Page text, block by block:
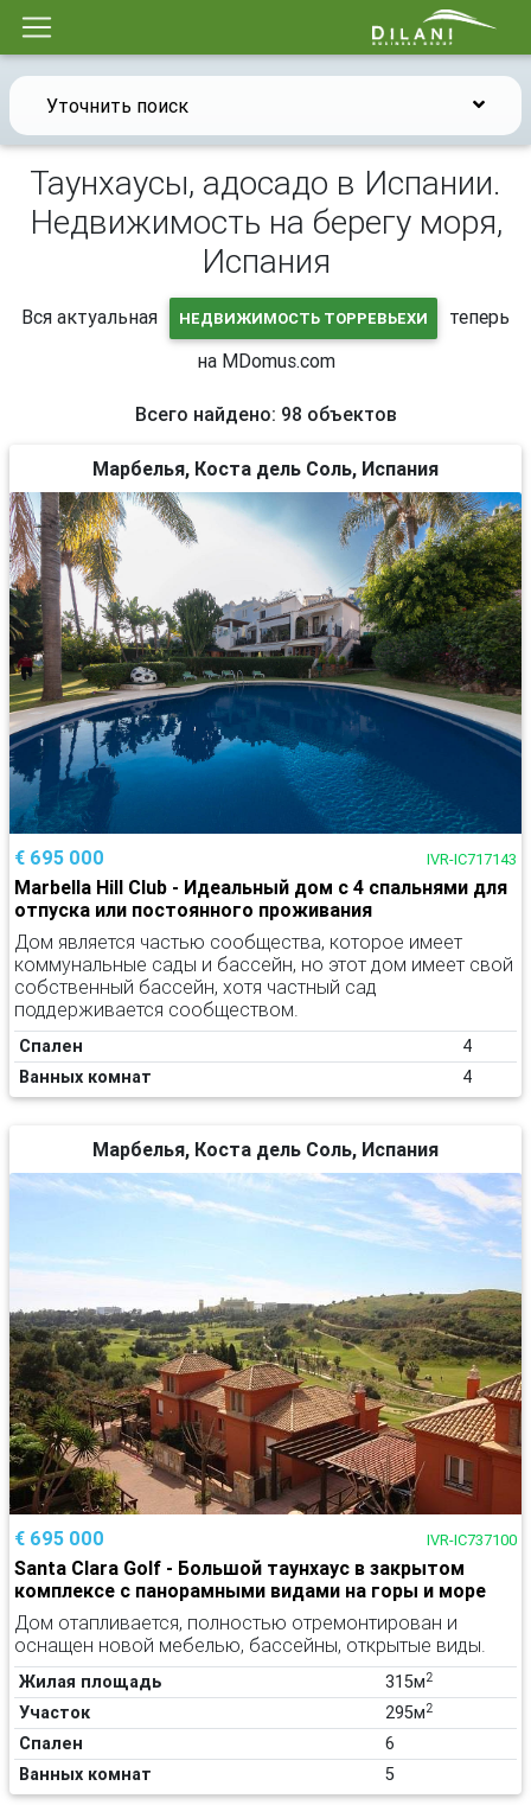
Уточнить поиск
Таунхаусы, адосадо в Испании.
Недвижимость на берегу моря,
Испания
Вся актуальная НЕДВИЖИМОСТЬ ТОРРЕВЬЕХИ
теперь
на MDomus.com
Всего найдено: 98 объектов
Марбелья, Коста дель Соль, Испания
€ 695 000 IVR-IC717143
Marbella Hill Club - Идеальный дом с 4 спальнями для
отпуска или постоянного проживания
Дом является частью сообщества, которое имеет
коммунальные сады и бассейн, но этот дом имеет свой
собственный бассейн, хотя частный сад
поддерживается сообществом.
Спален
4
Ванных комнат
4
Марбелья, Коста дель Соль, Испания
€ 695 000 IVR-IC737100
Santa Clara Golf - Большой таунхаус в закрытом
комплексе с панорамными видами на горы и море
Дом отапливается, полностью отремонтирован и
оснащен новой мебелью, бассейны, открытые виды.
Жилая площадь 315м2
Участок 295м2
Спален
6
Ванных комнат
5